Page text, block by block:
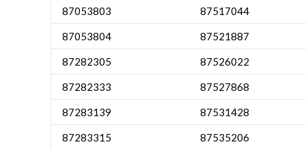
87053803 87517044
87053804 87521887
87282305 87526022
87282333 87527868
87283139 87531428
87283315 87535206